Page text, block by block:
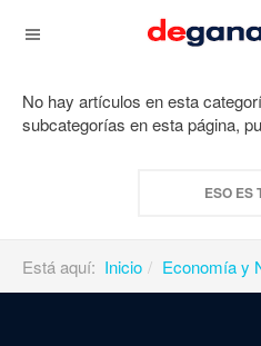
No hay artículos en esta
subcategorías en esta página,
ESO ES
Está aquí: Inicio Economía y